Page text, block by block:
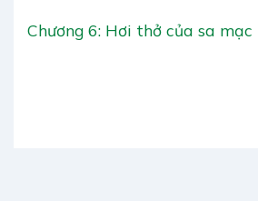
Chương 6: Hơi thở của sa mạc